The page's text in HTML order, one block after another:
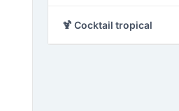
🍹 Cocktail tropical